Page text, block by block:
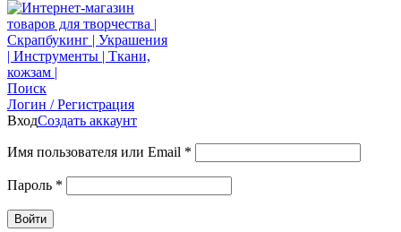
Поиск
Логин / Регистрация
ВходСоздать аккаунт
Имя пользователя или Email *
Пароль *
Войти